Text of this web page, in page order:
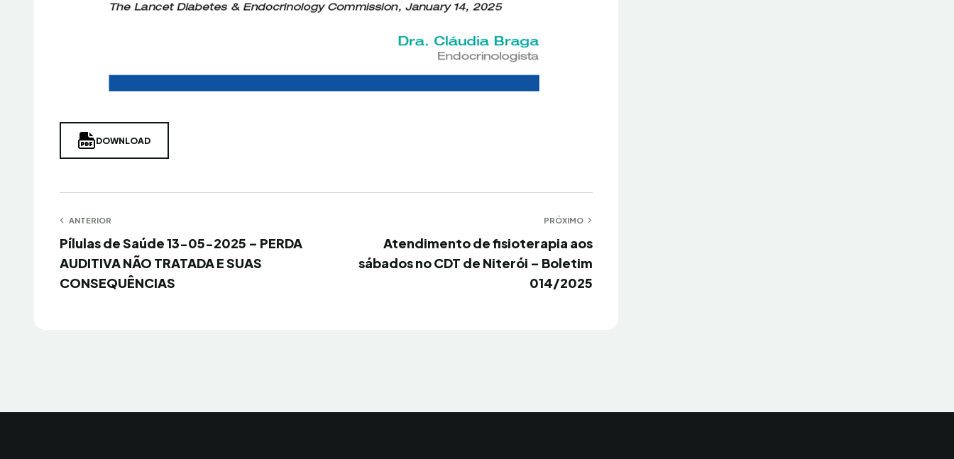
DOWNLOAD
Navegação
de
Post
ANTERIOR
Anterior
Pílulas de Saúde 13-05-2025 – PERDA
AUDITIVA NÃO TRATADA E SUAS
CONSEQUÊNCIAS
PRÓXIMO
Atendimento de fisioterapia aos
sábados no CDT de Niterói – Boletim
014/2025